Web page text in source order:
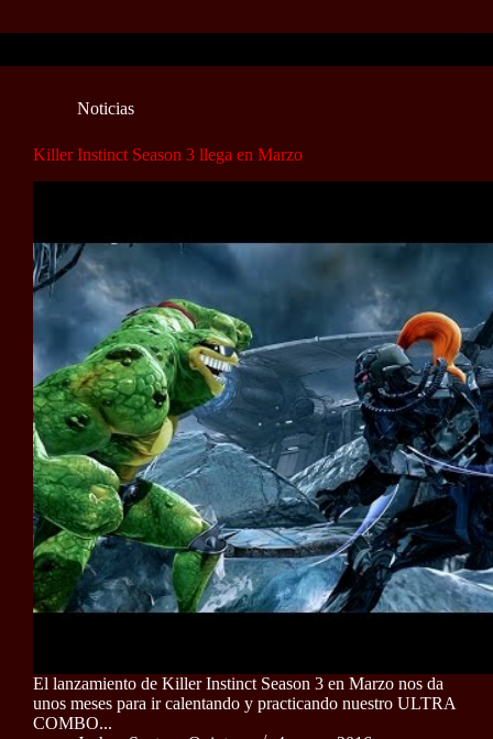
Noticias
Killer Instinct Season 3 llega en Marzo
El lanzamiento de Killer Instinct Season 3 en Marzo nos da
unos meses para ir calentando y practicando nuestro ULTRA
COMBO...